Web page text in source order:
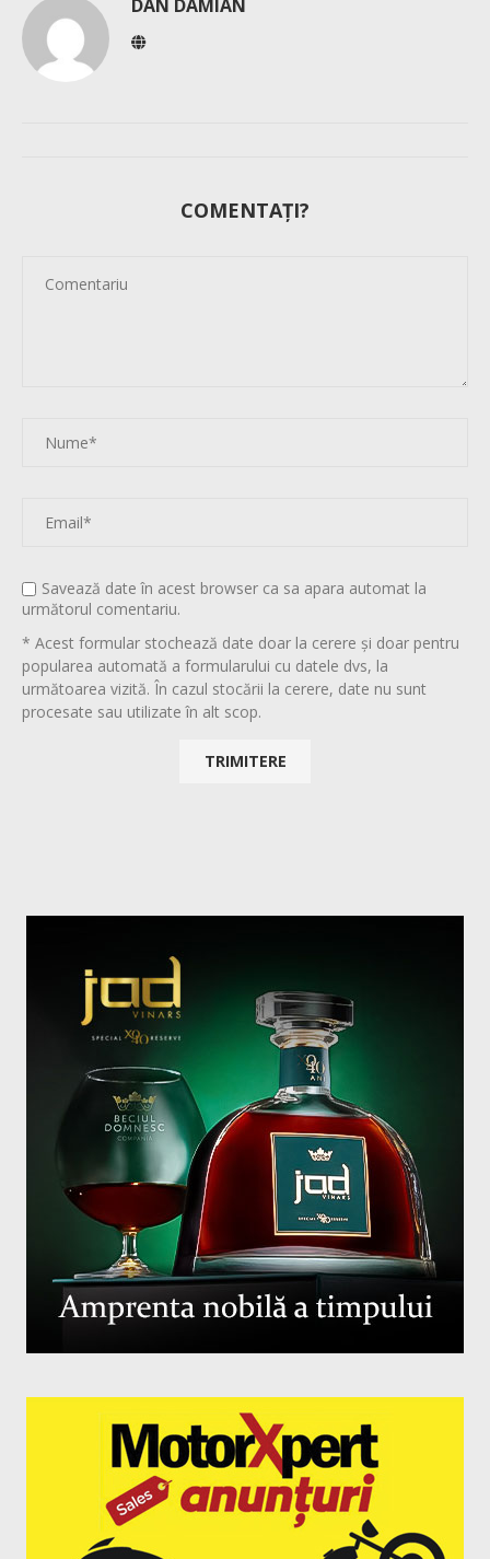
DAN DAMIAN
COMENTAȚI?
Savează date în acest browser ca sa apara automat la
următorul comentariu.
* Acest formular stochează date doar la cerere și doar pentru
popularea automată a formularului cu datele dvs, la
următoarea vizită. În cazul stocării la cerere, date nu sunt
procesate sau utilizate în alt scop.